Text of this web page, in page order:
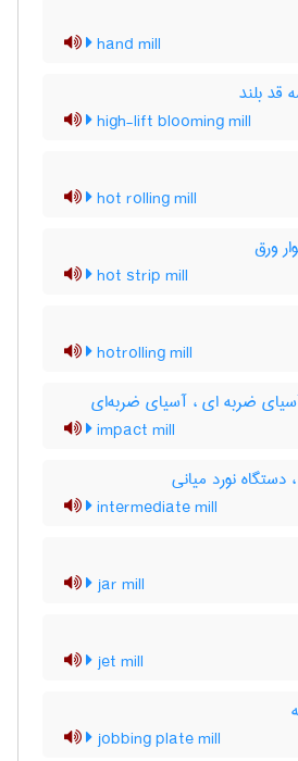
hand mill
قد بلند
high-lift blooming mill
hot rolling mill
ورق
hot strip mill
hotrolling mill
ضربه ای ، آسیای ضربه‌ای
impact mill
دستگاه نورد میانی
intermediate mill
jar mill
jet mill
jobbing plate mill